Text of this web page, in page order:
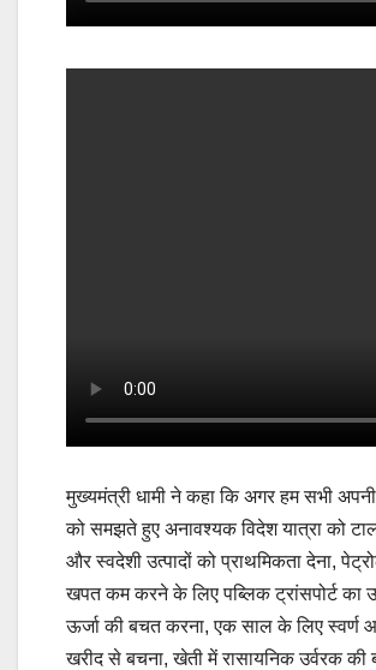
मुख्यमंत्री धामी ने कहा कि अगर हम सभी अपनी
को समझते हुए अनावश्यक विदेश यात्रा को
और स्वदेशी उत्पादों को प्राथमिकता देना,
खपत कम करने के लिए पब्लिक ट्रांसपोर्ट का
ऊर्जा की बचत करना, एक साल के लिए स्वर्ण
खरीद से बचना, खेती में रासायनिक उर्वरक की